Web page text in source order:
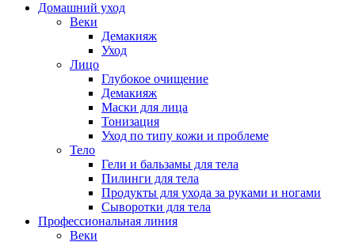
Домашний уход
Веки
Демакияж
Уход
Лицо
Глубокое очищение
Демакияж
Маски для лица
Тонизация
Уход по типу кожи и проблеме
Тело
Гели и бальзамы для тела
Пилинги для тела
Продукты для ухода за руками и ногами
Сыворотки для тела
Профессиональная линия
Веки